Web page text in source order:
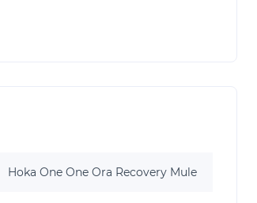
Hoka One One Ora Recovery Mule